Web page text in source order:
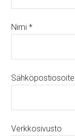
Nimi*
Verkkosivusto